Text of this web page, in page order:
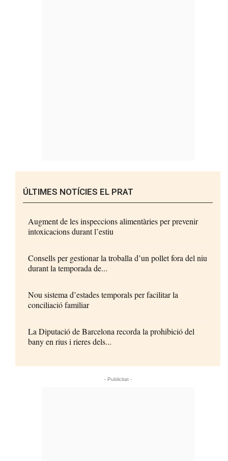
ÚLTIMES NOTÍCIES EL PRAT
Augment de les inspeccions alimentàries per prevenir
intoxicacions durant l’estiu
Consells per gestionar la troballa d’un pollet fora del niu
durant la temporada de...
Nou sistema d’estades temporals per facilitar la
conciliació familiar
La Diputació de Barcelona recorda la prohibició del
bany en rius i rieres dels...
- Publicitat -